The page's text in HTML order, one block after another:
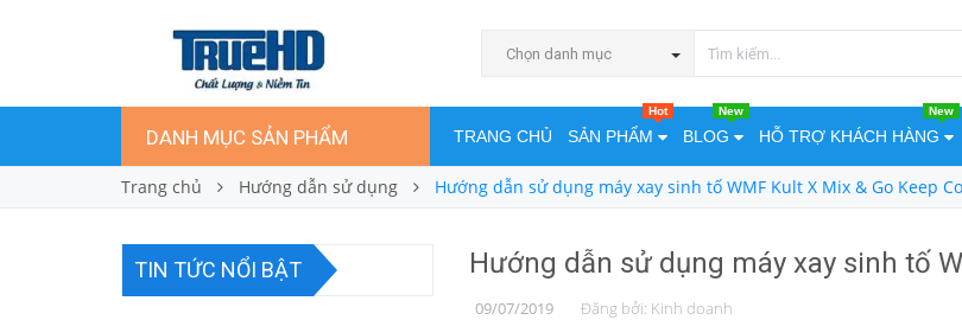
Chọn danh mục
DANH MỤC SẢN PHẨM TRANG CHỦ SẢN PHẨM
Hot
BLOG
New
HỖ TRỢ KHÁCH HÀNG
New
Trang chủ Hướng dẫn sử dụng Hướng dẫn sử dụng máy xay sinh tố WMF Kult X Mix & Go Keep
Hướng dẫn sử dụng máy xay sinh tố
09/07/2019 Đăng bởi: Kinh doanh
TIN TỨC NỔI BẬT